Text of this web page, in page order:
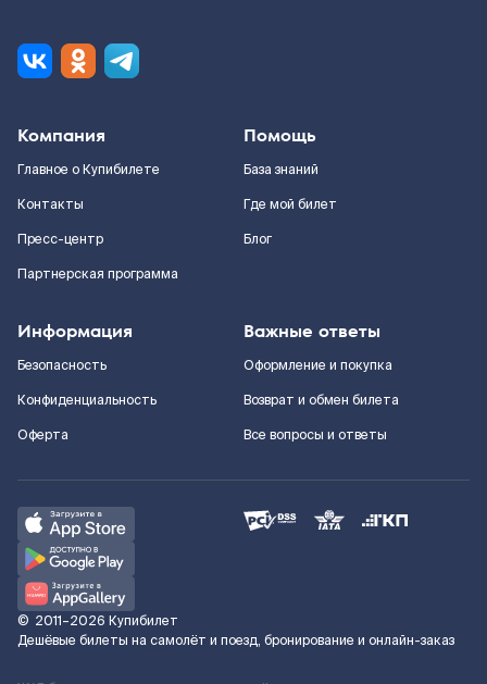
Компания
Главное о Купибилете
Контакты
Пресс-центр
Партнерская программа
Помощь
База знаний
Где мой билет
Блог
Информация
Безопасность
Конфиденциальность
Оферта
Важные ответы
Оформление и покупка
Возврат и обмен билета
Все вопросы и ответы
© 2011–2026 Купибилет
Дешёвые билеты на самолёт и поезд, бронирование и онлайн-заказ